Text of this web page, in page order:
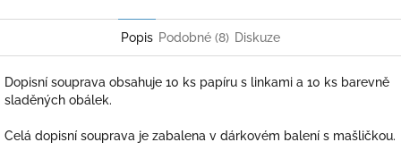
Popis Podobné (8) Diskuze
Dopisní souprava obsahuje 10 ks papíru s linkami a 10 ks barevně
sladěných obálek.
Celá dopisní souprava je zabalena v dárkovém balení s mašličkou.